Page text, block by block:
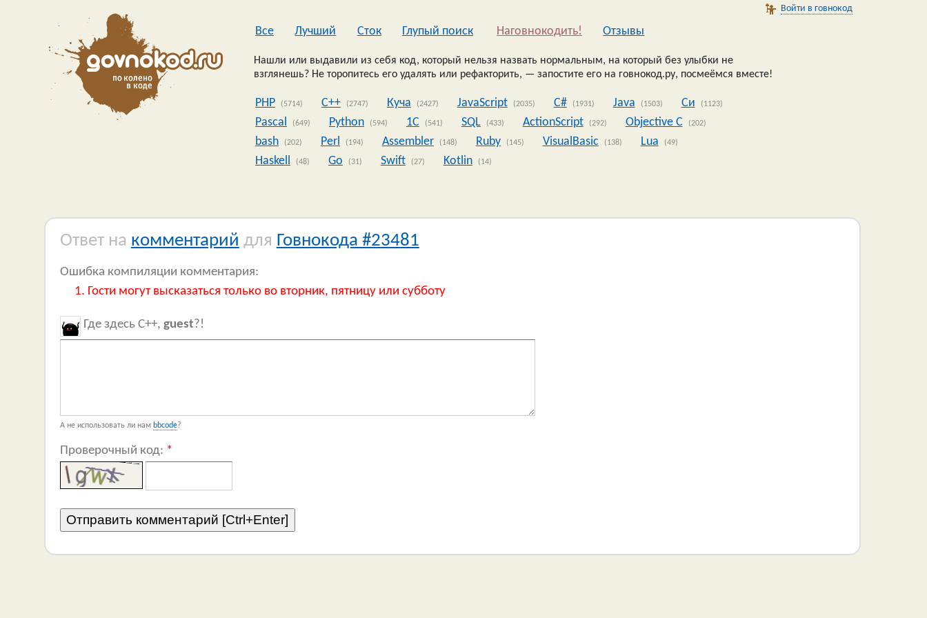
Войти в говнокод
Все Лучший Сток Глупый поиск Наговнокодить! Oтзывы
Нашли или выдавили из себя код, который нельзя назвать нормальным, на который без улыбки не
взглянешь? Не торопитесь его удалять или рефакторить, — запостите его на говнокод.ру, посмеёмся вместе!
PHP (5714) C++ (2747) Куча (2427) JavaScript (2035) C# (1931) Java (1503) Си (1123)
Pascal (649) Python (594) 1C (541) SQL (433) ActionScript (292) Objective C (202)
bash (202) Perl (194) Assembler (148) Ruby (145) VisualBasic (138) Lua (49)
Haskell (48) Go (31) Swift (27) Kotlin (14)
Ответ на комментарий для Говнокода #23481
Ошибка компиляции комментария:
Гости могут высказаться только во вторник, пятницу или субботу
Где здесь C++, guest?!
А не использовать ли нам bbcode?
Проверочный код: *